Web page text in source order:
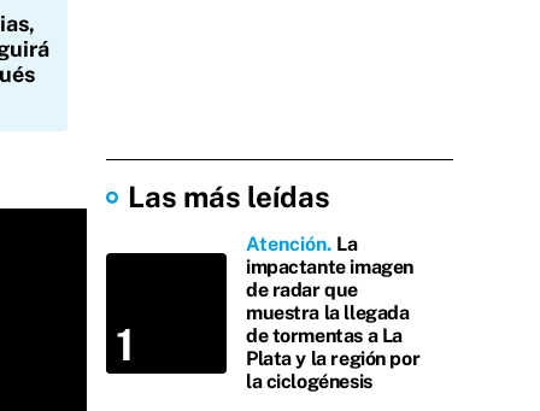
Las más leídas
Atención La
impactante imagen
de radar que
muestra la llegada
de tormentas a La
Plata y la región por
la ciclogénesis